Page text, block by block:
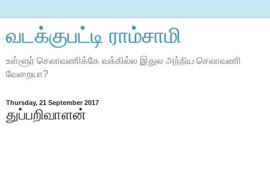
வடக்குபட்டி ராம்சாமி
உள்ளூர் செலாவணிக்கே வக்கில்ல இதுல அந்நிய செலாவணி
வேறையா?
Thursday, 21 September 2017
துப்பறிவாளன்